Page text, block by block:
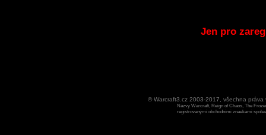
Jen pro
© Warcraft3.cz 2003-2017, všechna
Názvy Warcraft, Reign of Chaos, The
registrovanými obchodními znaekami